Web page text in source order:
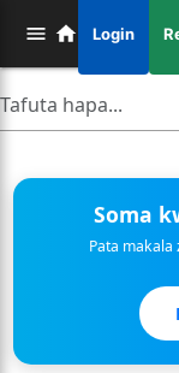
Login
Soma
Pata